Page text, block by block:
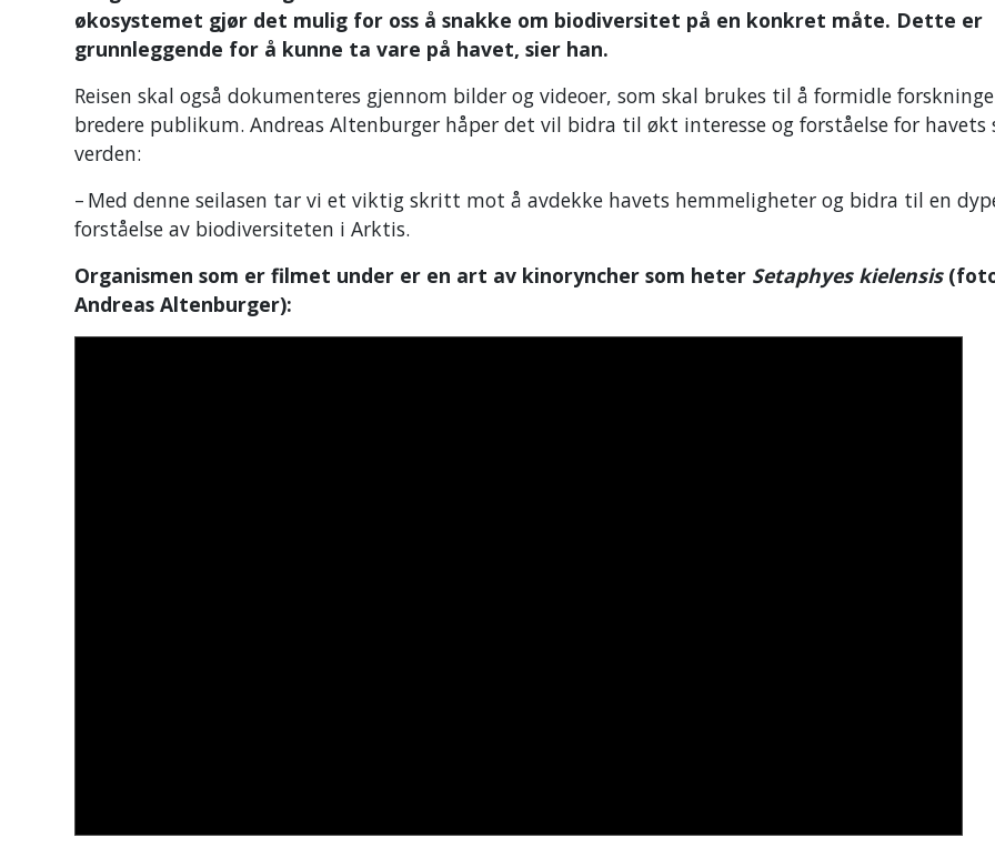
økosystemet gjør det mulig for oss å snakke om biodiversitet på en konkret måte. Dette er
grunnleggende for å kunne ta vare på havet, sier han.
Reisen skal også dokumenteres gjennom bilder og videoer, som skal brukes til å formidle
bredere publikum. Andreas Altenburger håper det vil bidra til økt interesse og forståelse for havets
verden:
– Med denne seilasen tar vi et viktig skritt mot å avdekke havets hemmeligheter og bidra til en
forståelse av biodiversiteten i Arktis.
Organismen som er filmet under er en art av kinoryncher som heter Setaphyes kielensis
Andreas Altenburger):